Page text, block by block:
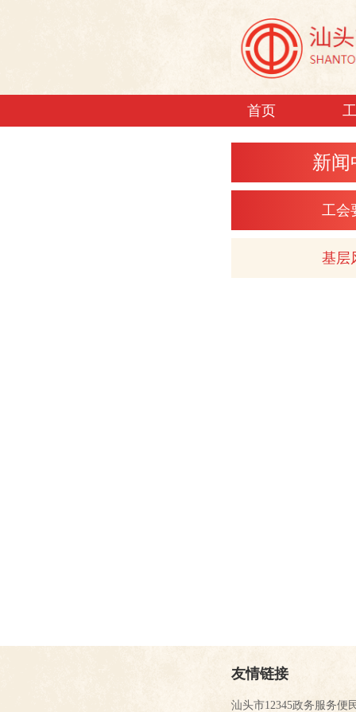
首页
新闻
工会
基层
友情链接
汕头市12345政务服务便